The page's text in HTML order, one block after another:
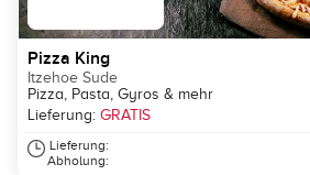
Pizza King
Itzehoe Sude
Pizza, Pasta, Gyros & mehr
Lieferung: GRATIS
Lieferung:
Abholung: